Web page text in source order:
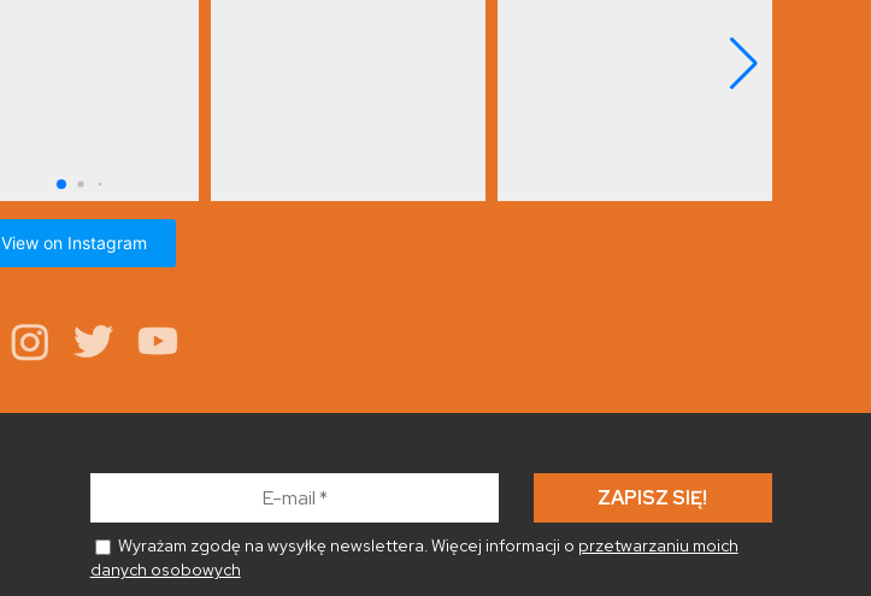
View on Instagram
Wyrażam zgodę na wysyłkę newslettera. Więcej informacji o przetwarzaniu moich
danych osobowych